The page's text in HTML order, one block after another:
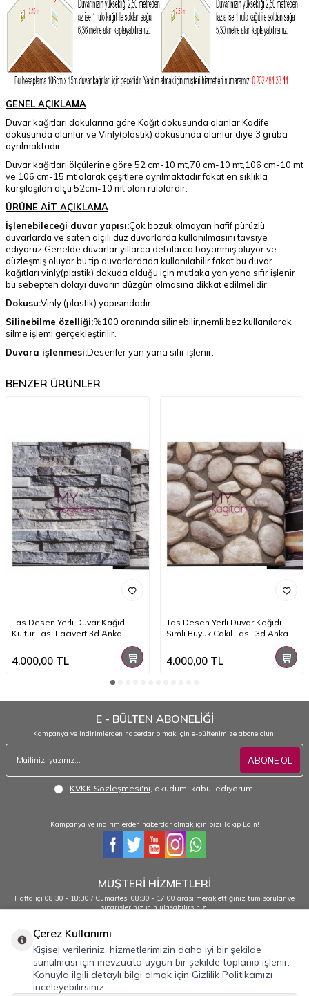
GENEL AÇIKLAMA
Duvar kağıtları dokularına göre Kağıt dokusunda olanlar,Kadife
dokusunda olanlar ve Vinly(plastik) dokusunda olanlar diye 3 gruba
ayrılmaktadır.
Duvar kağıtları ölçülerine göre 52 cm-10 mt,70 cm-10 mt,106 cm-10 mt
ve 106 cm-15 mt olarak çeşitlere ayrılmaktadır fakat en sıklıkla
karşılaşılan ölçü 52cm-10 mt olan rulolardır.
ÜRÜNE AİT AÇIKLAMA
İşlenebileceği duvar yapısı:Çok bozuk olmayan hafif pürüzlü
duvarlarda ve saten alçılı düz duvarlarda kullanılmasını tavsiye
ediyoruz.Genelde duvarlar yıllarca defalarca boyanmış oluyor ve
düzleşmiş oluyor bu tip duvarlardada kullanılabilir fakat bu duvar
kağıtları vinly(plastik) dokuda olduğu için mutlaka yan yana sıfır işlenir
bu sebepten dolayı duvarın düzgün olmasına dikkat edilmelidir.
Dokusu:Vinly (plastik) yapısındadır.
Silinebilme özelliği:%100 oranında silinebilir,nemli bez kullanılarak
silme işlemi gerçekleştirilir.
Duvara işlenmesi:Desenler yan yana sıfır işlenir.
BENZER ÜRÜNLER
Tas Desen Yerli Duvar Kağıdı
Kultur Tasi Lacivert 3d Anka
4.000,00 TL
Tas Desen Yerli Duvar Kağıdı
Simli Buyuk Cakil Tasli 3d Anka
4.000,00TL
E - BÜLTEN ABONELİĞİ
Kampanya ve indirimlerden haberdar olmak için e-bültenimize abone olun.
ABONE OL
KVKK Sözleşmesi'ni, okudum, kabul ediyorum.
Kampanya ve indirimlerden haberdar olmak için bizi Takip Edin!
MÜŞTERİ HİZMETLERİ
Hafta içi 08:30 - 18:30 / Cumartesi 08:30 - 17:00 arası merak ettiğiniz tüm sorular ve
siparişleriniz için ulaşabilirsiniz.
0232 484 38 44 - 0533 330 88 95
Önemli Bilgiler
Hızlı Erişim
Çerez Kullanımı
Kişisel verileriniz, hizmetlerimizin daha iyi bir şekilde
sunulması için mevzuata uygun bir şekilde toplanıp işlenir.
Konuyla ilgili detaylı bilgi almak için Gizlilik Politikamızı
inceleyebilirsiniz.